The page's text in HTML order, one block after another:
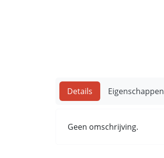
Details Eigenschappen
Geen omschrijving.